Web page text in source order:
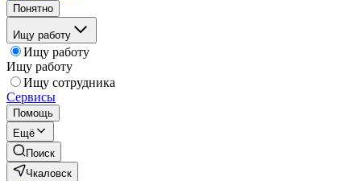
Понятно
Ищу работу
Ищу работу
Ищу работу
Ищу сотрудника
Сервисы
Помощь
Ещё
Поиск
Чкаловск